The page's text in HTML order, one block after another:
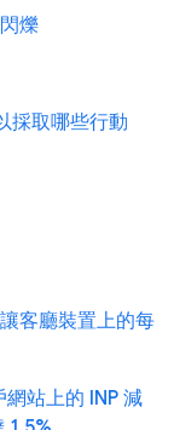
爍
採取哪些行動
客廳裝置上的每
站上的 INP 減